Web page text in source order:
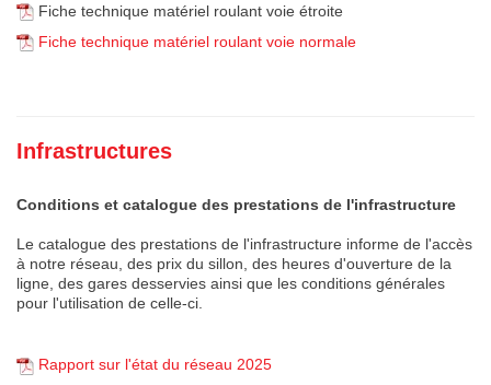
Fiche technique matériel roulant voie étroite
Fiche technique matériel roulant voie normale
Infrastructures
Conditions et catalogue des prestations de l'infrastructure
Le catalogue des prestations de l'infrastructure informe de l'accès
à notre réseau, des prix du sillon, des heures d'ouverture de la
ligne, des gares desservies ainsi que les conditions générales
pour l'utilisation de celle-ci.
Rapport sur l'état du réseau 2025